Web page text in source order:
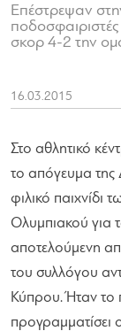
Επέστρεψαν
σκορ 4-2 την
16.03.2015
Στο αθλητικό
το απόγευμα της
φιλικό παιχνίδι
Ολυμπιακού
αποτελούμενη
του συλλόγου
Κύπρου. Ήταν το
προγραμματίσει